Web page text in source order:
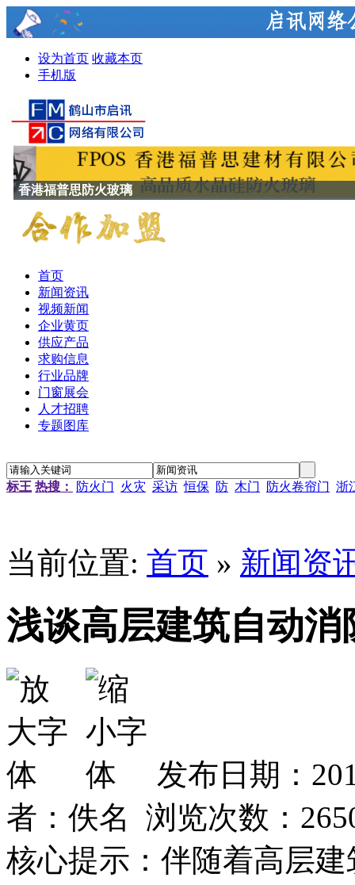
设为首页 收藏本页
手机版
黄金广告位招租
首页
新闻资讯
视频新闻
企业黄页
供应产品
求购信息
行业品牌
门窗展会
人才招聘
专题图库
标王 热搜： 防火门 火灾 采访 恒保 防 木门 防火卷帘门 浙
江苏省农科院农产品孵化中心招待楼铝合金门窗工程招
金江小区防火窗安装招标
金江小区防火窗安装招标
当前位置: 首页 » 新闻资
浅谈高层建筑自动
发布日期：
者：佚名 浏览次数：
核心提示：伴随着高层